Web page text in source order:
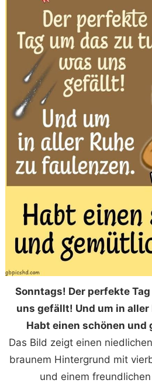
Sonntags! Der perfekte
uns gefällt! Und um in aller
Habt einen schönen und
Das Bild zeigt einen
braunem Hintergrund mit
und einem